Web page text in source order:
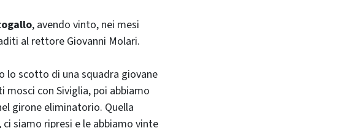
, avendo vinto, nei mesi
al rettore Giovanni Molari.
lo scotto di una squadra giovane
mosci con Siviglia, poi abbiamo
girone eliminatorio. Quella
siamo ripresi e le abbiamo vinte